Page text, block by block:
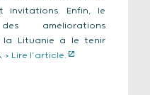
invitations. Enfin, le
améliorations
la Lituanie à le tenir
> Lire l’article.